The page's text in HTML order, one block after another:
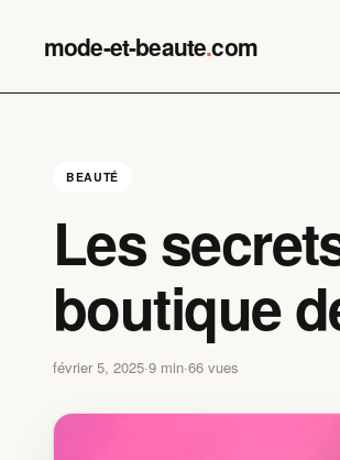
mode-et-beaute.com
BEAUTÉ
Les
boutique
février 5, 2025·9 min·66 vues